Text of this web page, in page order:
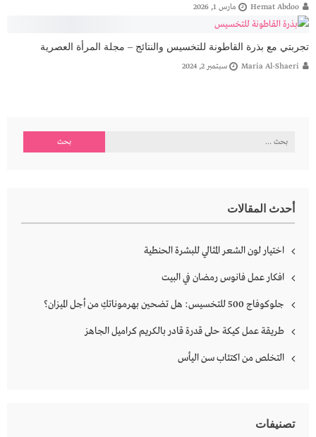
Hemat Abdoo مارس 1, 2026
تجربتي مع بذرة القاطونة للتخسيس والنتائج – مجلة المرأة العصرية
Maria Al-Shaeri سبتمبر 2, 2024
البحث
أحدث المقالات
اختيار لون الشعر المثالي للبشرة الحنطية
افكار عمل فانوس رمضان في البيت
جلوكوفاج 500 للتخسيس: هل تضحين بهرموناتكِ من أجل الميزان؟
طريقة عمل كيكة حلى قدرة قادر بالكريم كراميل الجاهز
التخلص من اكتئاب سن اليأس
تصنيفات